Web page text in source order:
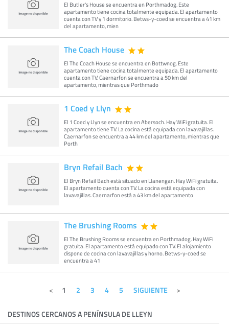
El Butler's House se encuentra en Porthmadog. Este
apartamento tiene cocina totalmente equipada. El apartamento
cuenta con TV y 1 dormitorio. Betws-y-coed se encuentra a 41 km
del apartamento, mien
The Coach House
El The Coach House se encuentra en Bottwnog. Este
apartamento tiene cocina totalmente equipada. El apartamento
cuenta con TV. Caernarfon se encuentra a 50 km del
apartamento, mientras que Porthmado
1 Coed y Llyn
El 1 Coed y Llyn se encuentra en Abersoch. Hay WiFi gratuita. El
apartamento tiene TV. La cocina está equipada con lavavajillas.
Caernarfon se encuentra a 44 km del apartamento, mientras que
Porth
Bryn Refail Bach
El Bryn Refail Bach está situado en Llanengan. Hay WiFi gratuita.
El apartamento cuenta con TV. La cocina está equipada con
lavavajillas. Caernarfon está a 43 km del apartamento
The Brushing Rooms
El The Brushing Rooms se encuentra en Porthmadog. Hay WiFi
gratuita. El apartamento está equipado con TV. El alojamiento
dispone de cocina con lavavajillas y horno. Betws-y-coed se
encuentra a 41
1 2 3 4 5 SIGUIENTE
DESTINOS CERCANOS A PENÍNSULA DE LLEYN